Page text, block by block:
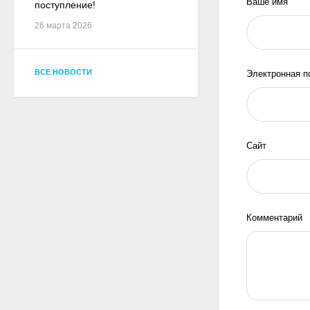
Электронная
Сайт
Комментарий
поступление!
26 марта 2026
ВСЕ НОВОСТИ